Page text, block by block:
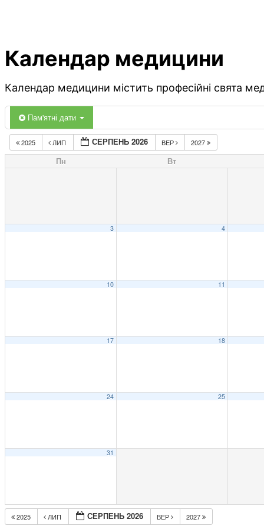
Календар медицини
Календар медицини містить професійні свята
Пам'ятні дати
2025 ЛИП СЕРПЕНЬ 2026 ВЕР 2027
Пн Вт
3 4
10 11
17 18
24 25
31
2025 ЛИП СЕРПЕНЬ 2026 ВЕР 2027